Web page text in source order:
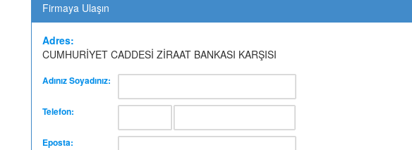
Firmaya Ulaşın
Adres:
CUMHURİYET CADDESİ ZİRAAT BANKASI KARŞISI
Adınız Soyadınız:
Telefon:
Eposta: